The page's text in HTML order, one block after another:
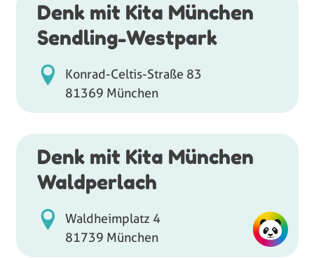
Denk mit Kita München
Sendling-Westpark
Konrad-Celtis-Straße 83
81369 München
Denk mit Kita München
Waldperlach
Waldheimplatz 4
81739 München